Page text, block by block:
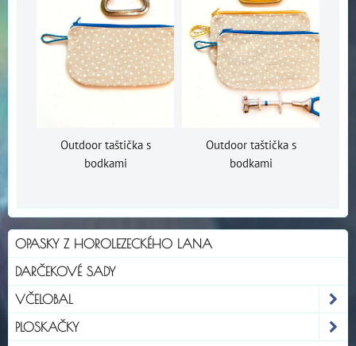
Outdoor taštička s
bodkami
Outdoor taštička s
bodkami
OPASKY Z HOROLEZECKÉHO LANA
DARČEKOVÉ SADY
VČELOBAL
PLOSKAČKY